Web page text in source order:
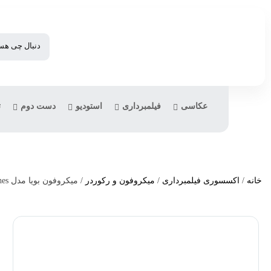
عکاسی فیلمبرداری استودیو دست دوم
خانه / اکسسوری فیلمبرداری / میکروفون و رکوردر / میکروفون بویا مدل BOYA BY-M1V2 2-Person Wireless Microphone System for Cameras and Smartphones